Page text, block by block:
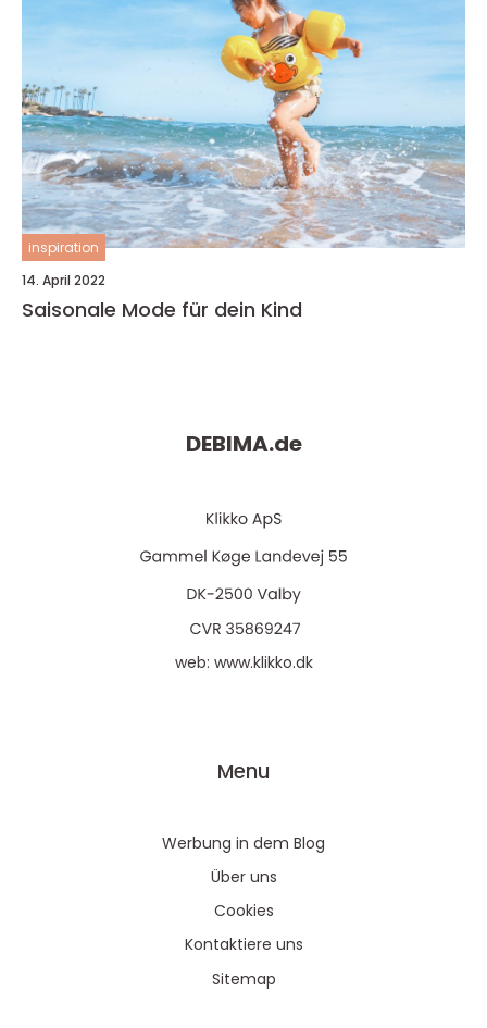
inspiration
14. April 2022
Saisonale Mode für dein Kind
DEBIMA.de
web: www.klikko.dk
Menu
Werbung in dem Blog
Über uns
Cookies
Kontaktiere uns
Sitemap